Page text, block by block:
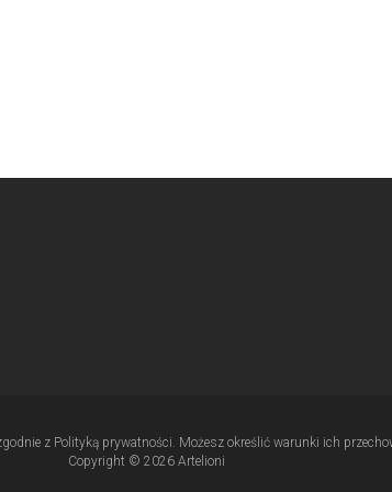
z Polityką prywatności. Możesz określić warunki ich
Copyright © 2026 Artelioni